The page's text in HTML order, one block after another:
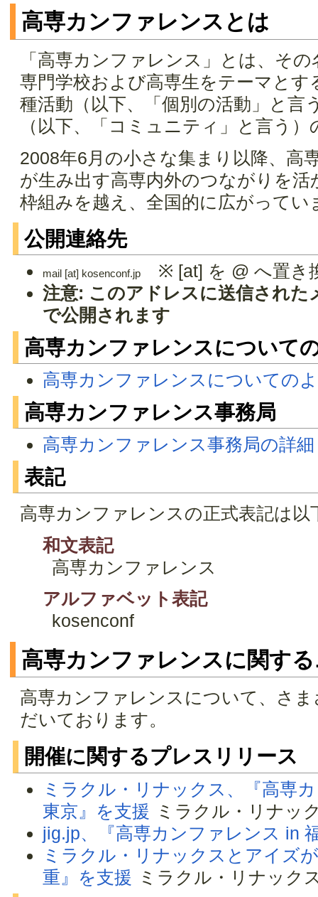
高専カンファレンスとは
「高専カンファレンス」とは、そ
専門学校および高専生をテーマと
種活動（以下、「個別の活動」と言
（以下、「コミュニティ」と言う
2008年6月の小さな集まり以降、高
が生み出す高専内外のつながりを
枠組みを越え、全国的に広がってい
公開連絡先
mail [at] kosenconf.jp
※ [at] を @ へ置き
注意: このアドレスに送信された
で公開されます
高専カンファレンスについて
高専カンファレンスについての
高専カンファレンス事務局
高専カンファレンス事務局の詳細
表記
高専カンファレンスの正式表記は
和文表記
高専カンファレンス
アルファベット表記
kosenconf
高専カンファレンスに関す
高専カンファレンスについて、さ
だいております。
開催に関するプレスリリース
ミラクル・リナックス、『高専
東京』を支援
ミラクル・リナッ
jig.jp、『高専カンファレンス in
ミラクル・リナックスとアイズ
重』を支援
ミラクル・リナック